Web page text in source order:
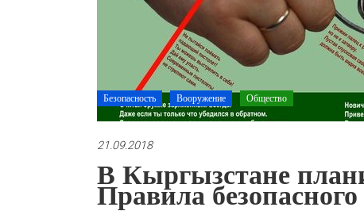
Безопасность Вооружение Общество
21.09.2018
В Кыргызстане
Правила